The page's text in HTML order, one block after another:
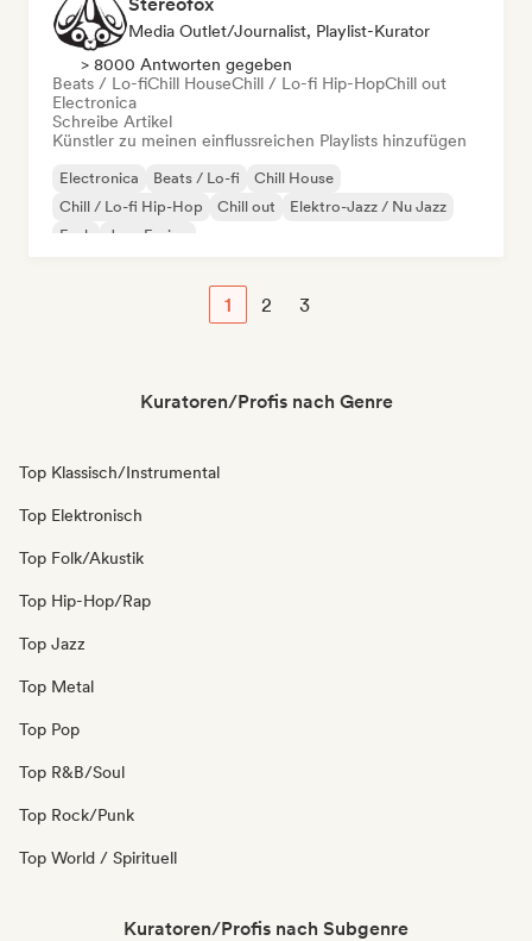
Media Outlet/Journalist, Playlist-Kurator
> 8000 Antworten gegeben
Beats / Lo-fiChill HouseChill / Lo-fi Hip-HopChill out
Electronica
Schreibe Artikel
Künstler zu meinen einflussreichen Playlists hinzufügen
Electronica Beats / Lo-fi
Chill House
Chill / Lo-fi Hip-Hop
Chill out
Elektro-Jazz / Nu Jazz
Funk
Jazz-Fusion
1 2 3
Kuratoren/Profis nach Genre
Top Klassisch/Instrumental
Top Elektronisch
Top Folk/Akustik
Top Hip-Hop/Rap
Top Jazz
Top Metal
Top Pop
Top R&B/Soul
Top Rock/Punk
Top World / Spirituell
Kuratoren/Profis nach Subgenre